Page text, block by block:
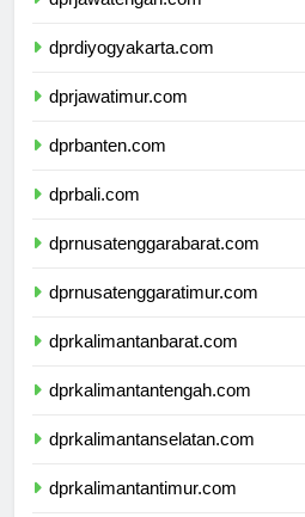
dprdiyogyakarta.com
dprjawatimur.com
dprbanten.com
dprbali.com
dprnusatenggarabarat.com
dprnusatenggaratimur.com
dprkalimantanbarat.com
dprkalimantantengah.com
dprkalimantanselatan.com
dprkalimantantimur.com